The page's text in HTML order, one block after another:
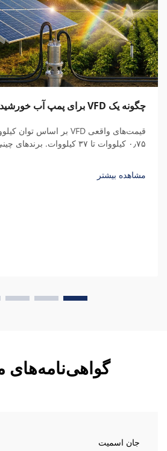
چگونه یک VFD برای پمپ آب خورشیدی انتخاب کنیم؟
۰٫۷۵ کیلووات تا ۳۷ کیلووات.
محاسبه کنید.
مشاهده بیشتر
جان اسمیت